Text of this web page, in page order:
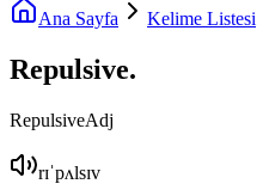
Ana Sayfa Kelime Listesi
Repulsive.
RepulsiveAdj
rɪˈpʌlsɪv